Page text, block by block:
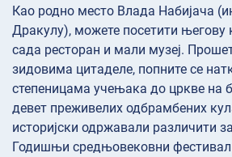
Као родно место Влада Набијача
Дракулу), можете посетити његову
сада ресторан и мали музеј.
зидовима цитаделе, попните се
степеницама учењака до цркве на
девет преживелих одбрамбених
историјски одржавали различити
Годишњи средњовековни